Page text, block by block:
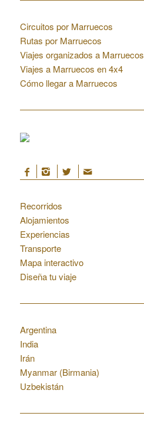
Circuitos por Marruecos
Rutas por Marruecos
Viajes organizados a Marruecos
Viajes a Marruecos en 4x4
Cómo llegar a Marruecos
Recorridos
Alojamientos
Experiencias
Transporte
Mapa interactivo
Diseña tu viaje
Argentina
India
Irán
Myanmar (Birmania)
Uzbekistán